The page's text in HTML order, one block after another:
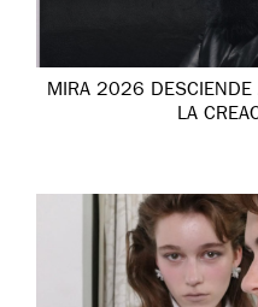
MIRA 2026 DESCIENDE
LA